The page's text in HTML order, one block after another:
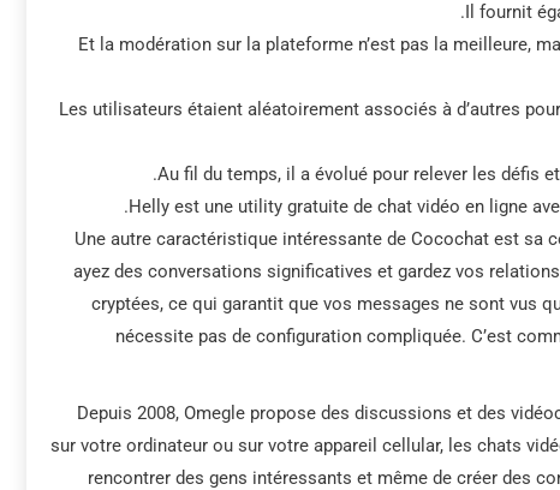
Il fournit
Et la modération sur la plateforme n’est pas la meilleure,
Les utilisateurs étaient aléatoirement associés à d’autres
Au fil du temps, il a évolué pour relever les défis
Helly est une utility gratuite de chat vidéo en ligne
Une autre caractéristique intéressante de Cocochat est sa
ayez des conversations significatives et gardez vos
cryptées, ce qui garantit que vos messages ne sont vus
nécessite pas de configuration compliquée. C’est
Depuis 2008, Omegle propose des discussions et des
sur votre ordinateur ou sur votre appareil cellular, les chats
rencontrer des gens intéressants et même de créer des